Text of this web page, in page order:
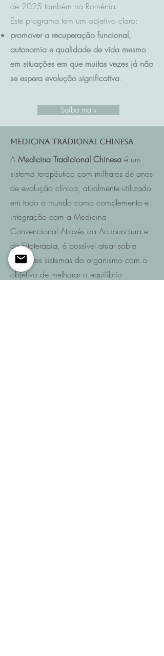
de 2025 também na Roménia.
Este programa tem um objetivo claro:
promover a recuperação funcional,
autonomia e qualidade de vida mesmo
em situações em que muitas vezes já não
se espera evolução significativa.
Saiba mais
Medicina Tradional Chinesa
A Medicina Tradicional Chinesa é um
sistema terapêutico com milhares de anos
de evolução clínica, atualmente utilizado
em todo o mundo como complemento e
integração com a Medicina
Convencional.Através da Acupunctura e
da Fitoterapia, é possível atuar sobre
diferentes sistemas do organismo com o
objetivo de melhorar o equilíbrio